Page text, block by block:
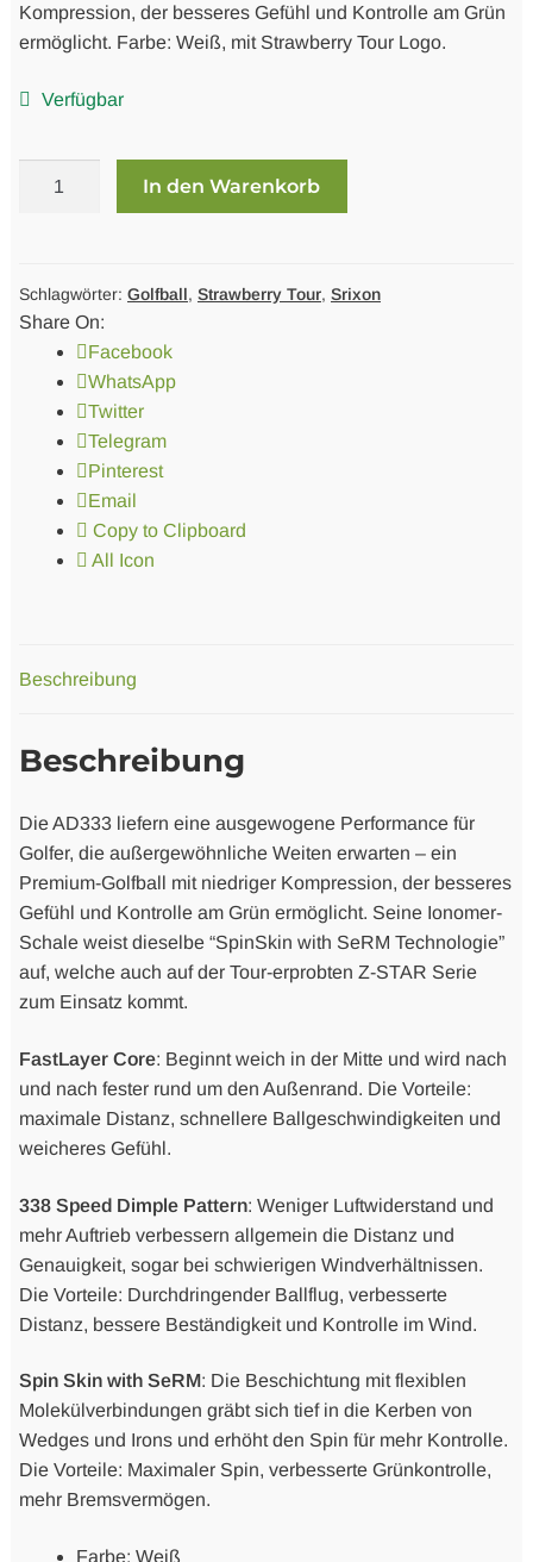
Kompression, der besseres Gefühl und Kontrolle am Grün
ermöglicht. Farbe: Weiß, mit Strawberry Tour Logo.
Verfügbar
-
Strawberry
Menge
In den Warenkorb
Schlagwörter: Golfball, Strawberry Tour, Srixon
Share On:
Facebook
WhatsApp
Twitter
Telegram
Pinterest
Email
Copy to Clipboard
All Icon
Beschreibung
Beschreibung
Die AD333 liefern eine ausgewogene Performance für
Golfer, die außergewöhnliche Weiten erwarten – ein
Premium-Golfball mit niedriger Kompression, der besseres
Gefühl und Kontrolle am Grün ermöglicht. Seine Ionomer-
Schale weist dieselbe “SpinSkin with SeRM Technologie”
auf, welche auch auf der Tour-erprobten Z-STAR Serie
zum Einsatz kommt.
FastLayer Core: Beginnt weich in der Mitte und wird nach
und nach fester rund um den Außenrand. Die Vorteile:
maximale Distanz, schnellere Ballgeschwindigkeiten und
weicheres Gefühl.
338 Speed Dimple Pattern: Weniger Luftwiderstand und
mehr Auftrieb verbessern allgemein die Distanz und
Genauigkeit, sogar bei schwierigen Windverhältnissen.
Die Vorteile: Durchdringender Ballflug, verbesserte
Distanz, bessere Beständigkeit und Kontrolle im Wind.
Spin Skin with SeRM: Die Beschichtung mit flexiblen
Molekülverbindungen gräbt sich tief in die Kerben von
Wedges und Irons und erhöht den Spin für mehr Kontrolle.
Die Vorteile: Maximaler Spin, verbesserte Grünkontrolle,
mehr Bremsvermögen.
Farbe: Weiß